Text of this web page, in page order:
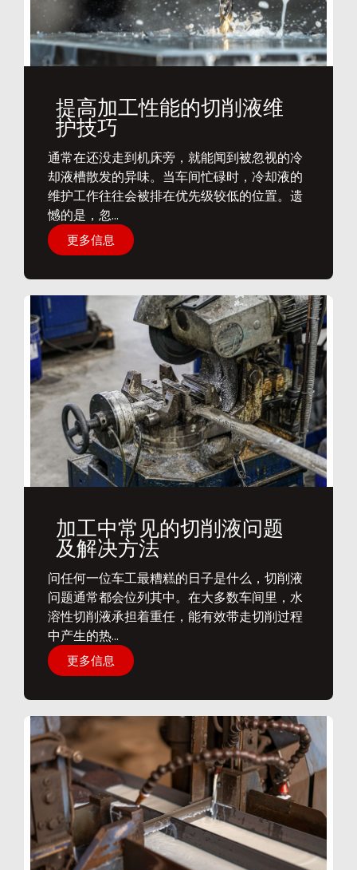
提高加工性能的切削液维
护技巧
通常在还没走到机床旁，就能闻到被忽视的冷
却液槽散发的异味。当车间忙碌时，冷却液的
维护工作往往会被排在优先级较低的位置。遗
憾的是，忽...
更多信息
加工中常见的切削液问题
及解决方法
问任何一位车工最糟糕的日子是什么，切削液
问题通常都会位列其中。在大多数车间里，水
溶性切削液承担着重任，能有效带走切削过程
中产生的热...
更多信息